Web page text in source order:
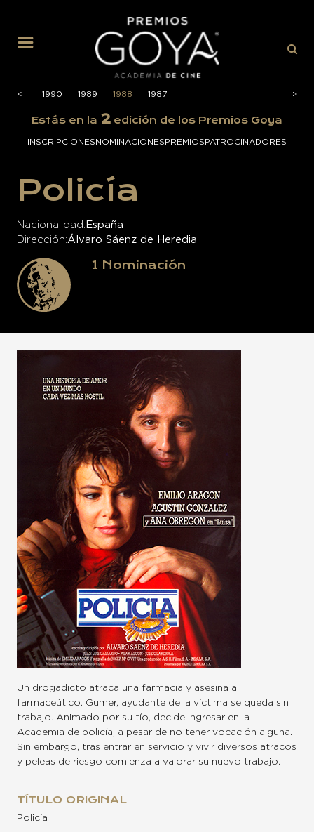
<
<
1991 1990 1989 1988 1987 >
>
Estás en la 2 edición de los Premios Goya
INSCRIPCIONESNOMINACIONESPREMIOSPATROCINADORES
Policía
Nacionalidad España
Dirección Álvaro Sáenz de Heredia
1 Nominación
Un drogadicto atraca una farmacia y asesina al
farmaceútico. Gumer, ayudante de la víctima se queda sin
trabajo. Animado por su tío, decide ingresar en la
Academia de policía, a pesar de no tener vocación alguna.
Sin embargo, tras entrar en servicio y vivir diversos atracos
y peleas de riesgo comienza a valorar su nuevo trabajo.
TÍTULO ORIGINAL
Policía